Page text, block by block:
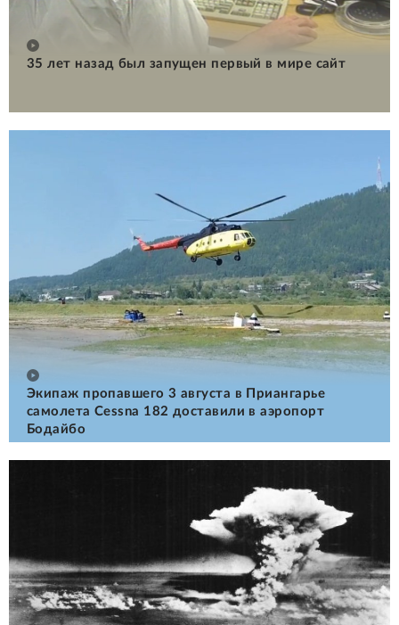
35 лет назад был запущен первый в мире сайт
Экипаж пропавшего 3 августа в Приангарье
самолета Cessna 182 доставили в аэропорт
Бодайбо